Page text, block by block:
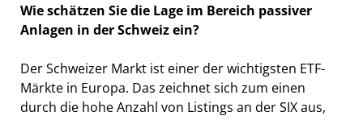
Wie schätzen Sie die Lage im Bereich passiver
Anlagen in der Schweiz ein?
Der Schweizer Markt ist einer der wichtigsten ETF-
Märkte in Europa. Das zeichnet sich zum einen
durch die hohe Anzahl von Listings an der SIX aus,